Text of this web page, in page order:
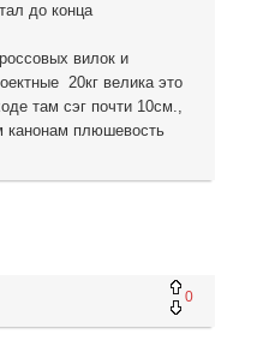
до конца
вилок и
20кг велика это
там сэг почти 10см.,
канонам плюшевость
0